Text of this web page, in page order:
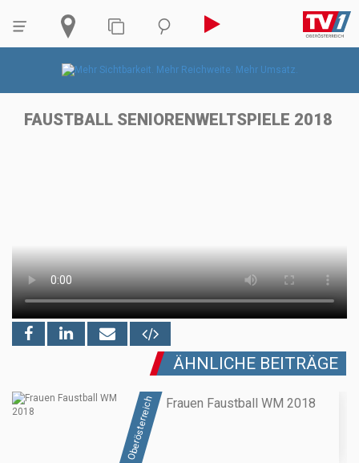
FAUSTBALL SENIORENWELTSPIELE 2018
ÄHNLICHE BEITRÄGE
Oberösterreich Frauen Faustball WM 2018